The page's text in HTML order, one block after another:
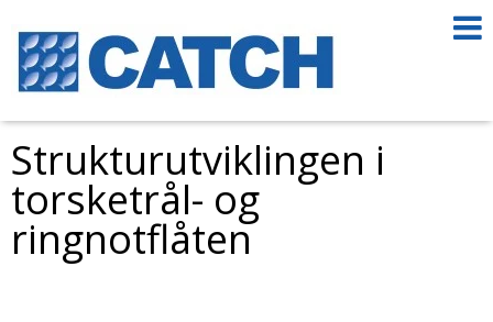
Strukturutviklingen i
torsketrål- og
ringnotflåten